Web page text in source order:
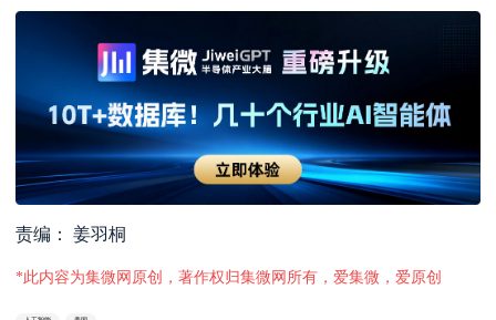
责编： 姜羽桐
*此内容为集微网原创，著作权归集微网所有，爱集微，爱原创